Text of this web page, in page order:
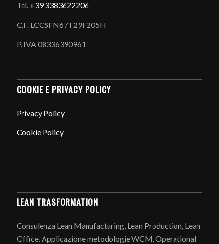
Tel. +39 3383622206
C.F. LCCSFN67T29F205H
P. IVA 08336390961
COOKIE E PRIVACY POLICY
Privacy Policy
Cookie Policy
LEAN TRASFORMATION
Consulenza Lean Manufacturing, Lean Production, Lean
Office. Applicazione metodologie WCM, Operational